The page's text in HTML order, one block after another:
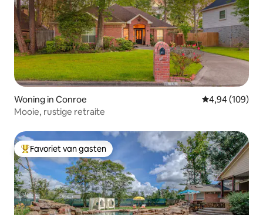
Woning in Conroe Gemiddelde
4,94 (109)
Mooie, rustige retraite
Topfavoriet van gasten
Favoriet van gasten